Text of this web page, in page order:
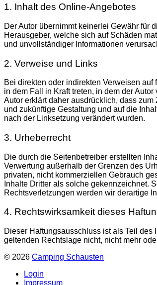
1. Inhalt des Online-Angebotes
Der Autor übernimmt keinerlei Gewähr für
Herausgeber, welche sich auf Schäden
und unvollständiger Informationen
2. Verweise und Links
Bei direkten oder indirekten Verweisen
in dem Fall in Kraft treten, in dem der
Autor erklärt daher ausdrücklich, dass
und zukünftige Gestaltung und auf die
nach der Linksetzung verändert wurden.
3. Urheberrecht
Die durch die Seitenbetreiber erstellten
Verwertung außerhalb der Grenzen des
privaten, nicht kommerziellen Gebrauch
Inhalte Dritter als solche gekennzeichnet.
Rechtsverletzungen werden wir derartige
4. Rechtswirksamkeit dieses
Dieser Haftungsausschluss ist als Teil
geltenden Rechtslage nicht, nicht mehr
© 2026 Camping Schausten
Login
Impressum